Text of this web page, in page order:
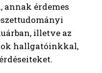
annak érdemes
illetve az
hallgatóinkkal,